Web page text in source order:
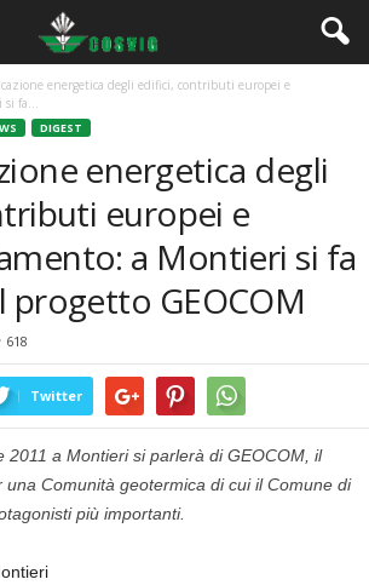
energetica degli edifici, contributi europei e
si fa...
DIGEST
energetica degli
europei e
a Montieri si fa
progetto GEOCOM
618
Twitter
2011 a Montieri si parlerà di GEOCOM, il
Comunità geotermica di cui il Comune di
più importanti.